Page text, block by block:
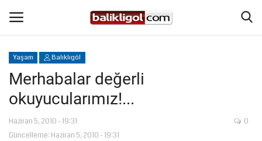
Giriş Yap
Anasayfa
Köşe Yazıları
Yaşam Balıklıgöl
Merhabalar değerli
okuyucularımız!...
Haziran 5, 2010 - 19:31
Güncelleme: Haziran 5, 2010 - 19:31
0